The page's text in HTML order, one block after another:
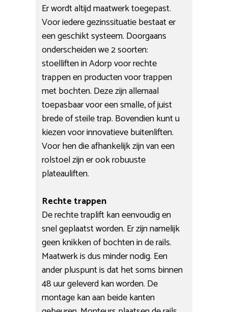
Er wordt altijd maatwerk toegepast.
Voor iedere gezinssituatie bestaat er
een geschikt systeem. Doorgaans
onderscheiden we 2 soorten:
stoelliften in Adorp voor rechte
trappen en producten voor trappen
met bochten. Deze zijn allemaal
toepasbaar voor een smalle, of juist
brede of steile trap. Bovendien kunt u
kiezen voor innovatieve buitenliften.
Voor hen die afhankelijk zijn van een
rolstoel zijn er ook robuuste
plateauliften.
Rechte trappen
De rechte traplift kan eenvoudig en
snel geplaatst worden. Er zijn namelijk
geen knikken of bochten in de rails.
Maatwerk is dus minder nodig. Een
ander pluspunt is dat het soms binnen
48 uur geleverd kan worden. De
montage kan aan beide kanten